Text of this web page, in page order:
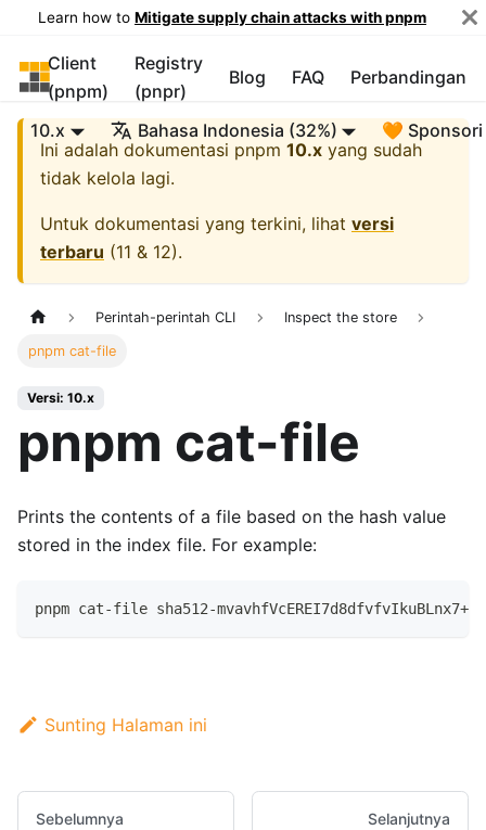
Learn how to Mitigate supply chain attacks with pnpm
pnpm
Client
(pnpm)
Registry
(pnpr)
Blog FAQ Perbandingan
10.x Bahasa Indonesia (32%)
🧡 Sponsori
Ini adalah dokumentasi pnpm 10.x yang sudah
tidak kelola lagi.
Untuk dokumentasi yang terkini, lihat versi
terbaru (11 & 12).
Perintah-perintah CLI Inspect the store
pnpm cat-file
Versi: 10.x
pnpm cat-file
Prints the contents of a file based on the hash value
stored in the index file. For example:
pnpm cat-file sha512-
Sunting Halaman ini
Sebelumnya Selanjutnya